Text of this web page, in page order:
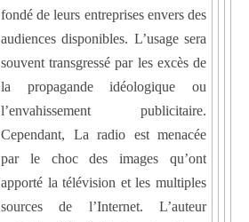
fondé de leurs entreprises envers des
audiences disponibles. L’usage sera
souvent transgressé par les excès de
la propagande idéologique ou
l’envahissement publicitaire.
Cependant, La radio est menacée
par le choc des images qu’ont
apporté la télévision et les multiples
sources de l’Internet. L’auteur